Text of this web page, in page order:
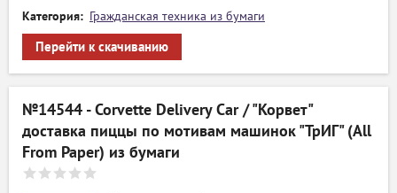
Категория: Гражданская техника из бумаги
Перейти к скачиванию
№14544 - Corvette Delivery Car / "Корвет"
доставка пиццы по мотивам машинок "ТрИГ" (All
From Paper) из бумаги